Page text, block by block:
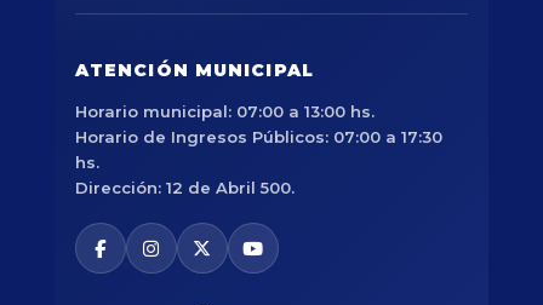
ATENCIÓN MUNICIPAL
Horario municipal: 07:00 a 13:00 hs.
Horario de Ingresos Públicos: 07:00 a 17:30
hs.
Dirección: 12 de Abril 500.